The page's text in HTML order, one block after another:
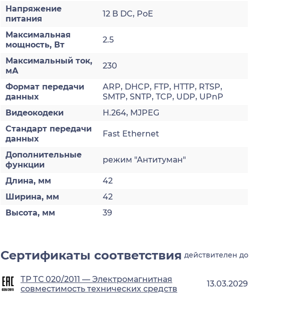
Напряжение
питания
12 В DC, PoE
Максимальная
мощность, Вт
2.5
Максимальный ток,
мА
230
Формат передачи
данных
ARP, DHCP, FTP, HTTP, RTSP,
SMTP, SNTP, TCP, UDP, UPnP
Видеокодеки
H.264, MJPEG
Стандарт передачи
данных
Fast Ethernet
Дополнительные
функции
режим "Антитуман"
Длина, мм
42
Ширина, мм
42
Высота, мм
39
Сертификаты соответствия действителен до
ТР ТС 020/2011 — Электромагнитная
совместимость технических средств
13.03.2029